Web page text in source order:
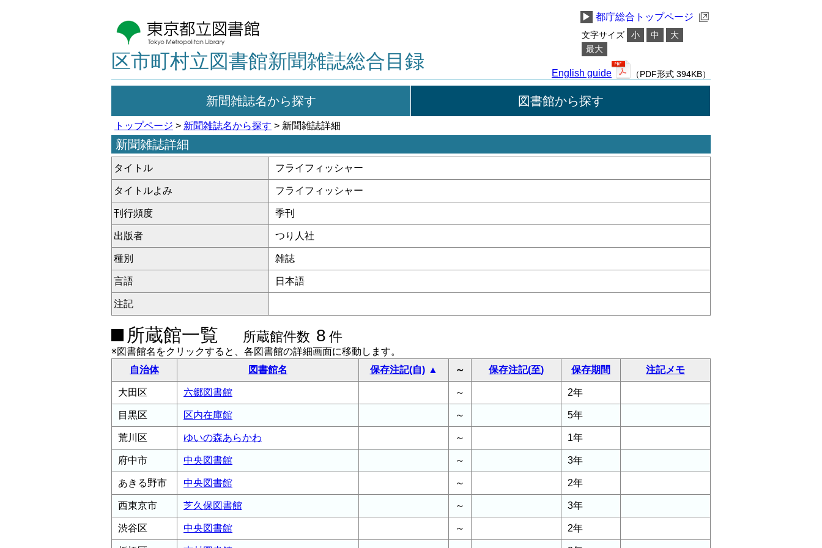
区市町村立図書館新聞雑誌総合目録
▶ 都庁総合トップページ
文字サイズ 小 中
大
最大
English guide （PDF形式 394KB）
新聞雑誌名から探す 図書館から探す
トップページ > 新聞雑誌名から探す > 新聞雑誌詳細
新聞雑誌詳細
タイトル フライフィッシャー
タイトルよみ フライフィッシャー
刊行頻度 季刊
出版者 つり人社
種別 雑誌
言語 日本語
注記
所蔵館一覧 所蔵館件数 8 件
※図書館名をクリックすると、各図書館の詳細画面に移動します。
自治体
図書館名 保存注記(自) ～ 保存注記(至) 保存期間 注記メモ
大田区 六郷図書館 ～ 2年
目黒区 区内在庫館 ～ 5年
荒川区 ゆいの森あらかわ ～ 1年
府中市 中央図書館 ～ 3年
あきる野市 中央図書館 ～ 2年
西東京市 芝久保図書館 ～ 3年
渋谷区 中央図書館 ～ 2年